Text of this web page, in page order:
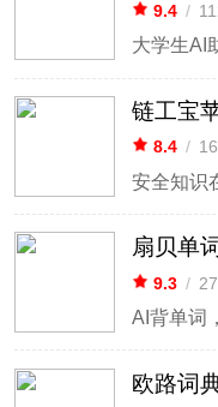
9.4 /
大学生AI
链工宝
8.4 /
安全知识
扇贝单
9.3 /
AI背单词
欧路词